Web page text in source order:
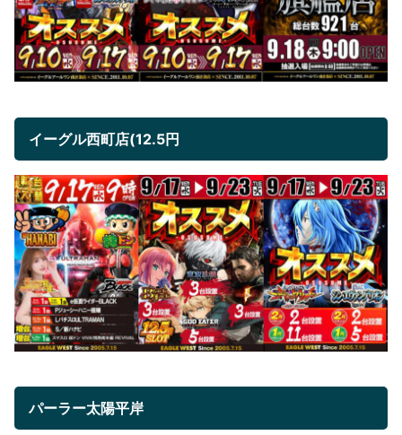
イーグル西町店(12.5円
パーラー太陽平岸